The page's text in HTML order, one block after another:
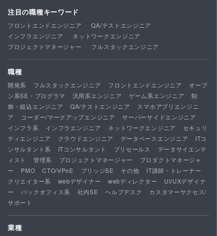
注目の職種キーワード
フロントエンドエンジニア
QA/テストエンジニア
インフラエンジニア
ネットワークエンジニア
プロジェクトマネージャー
フルスタックエンジニア
職種
開発系 フルスタックエンジニア フロントエンドエンジニア
オープ
ン系SE・プログラマ
汎用系エンジニア ゲーム系エンジニア
制
御・組込エンジニア
QA/テストエンジニア
スマホアプリエンジニ
ア
コーダー/マークアップエンジニア
サーバーサイドエンジニア
インフラ系
インフラエンジニア ネットワークエンジニア
セキュリ
ティエンジニア
クラウドエンジニア データベースエンジニア
ITコ
ンサルタント系
ITコンサルタント プリセールス
データサイエンテ
ィスト
管理系 プロジェクトマネージャー
プロダクトマネージャ
ー
PMO CTO/VPoE ブリッジSE その他
IT講師・トレーナー
クリエイター系
webデザイナー webディレクター
UI/UXデザイナ
ー
バックオフィス系 社内SE ヘルプデスク
カスタマーサクセス/
サポート
業種